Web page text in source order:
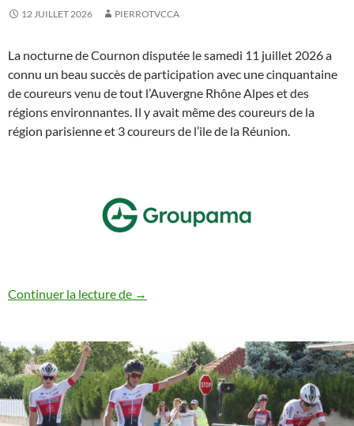
12 JUILLET 2026 PIERROTVCCA
La nocturne de Cournon disputée le samedi 11 juillet 2026 a
connu un beau succès de participation avec une cinquantaine
de coureurs venu de tout l’Auvergne Rhône Alpes et des
régions environnantes. Il y avait même des coureurs de la
région parisienne et 3 coureurs de l’ile de la Réunion.
Continuer la lecture de Le bérichon Thomas Jouannin
→